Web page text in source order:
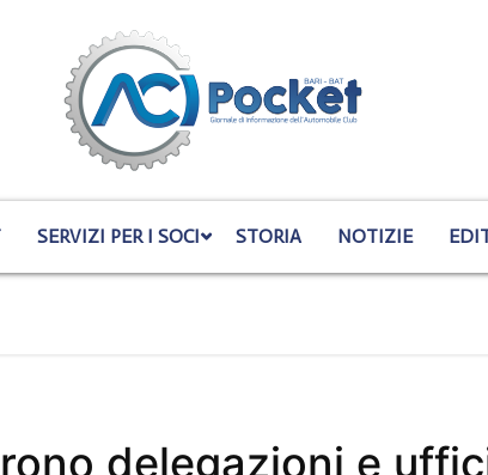
SERVIZI PER I SOCI STORIA NOTIZIE
delegazioni e